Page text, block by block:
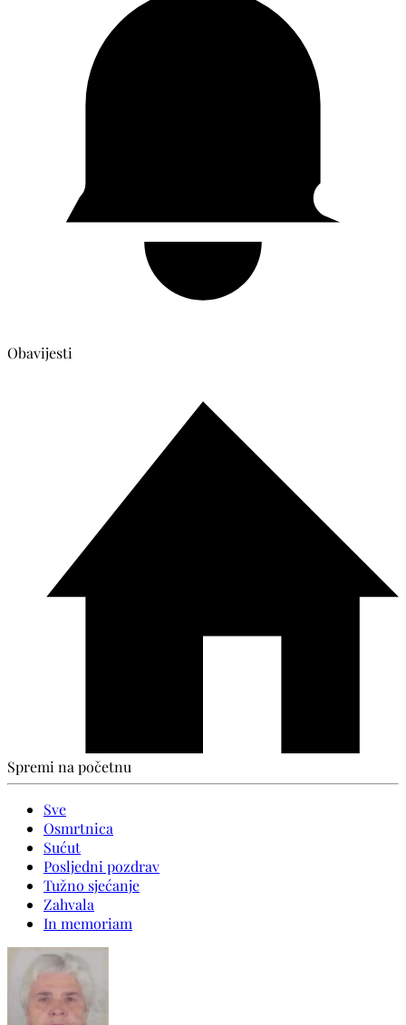
Obavijesti
Spremi na početnu
Sve
Osmrtnica
Sućut
Posljedni pozdrav
Tužno sjećanje
Zahvala
In memoriam